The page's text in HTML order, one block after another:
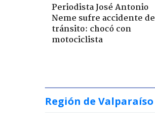
Periodista José Antonio
Neme sufre accidente de
tránsito: chocó con
motociclista
Región de Valparaíso